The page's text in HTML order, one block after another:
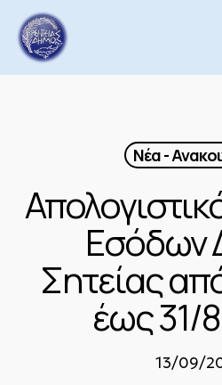
main
content
Νέα -
Εσόδων
Σητείας
έως 31/
13/09/